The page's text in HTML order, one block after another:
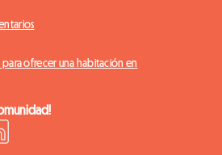
para ofrecer una habitación en